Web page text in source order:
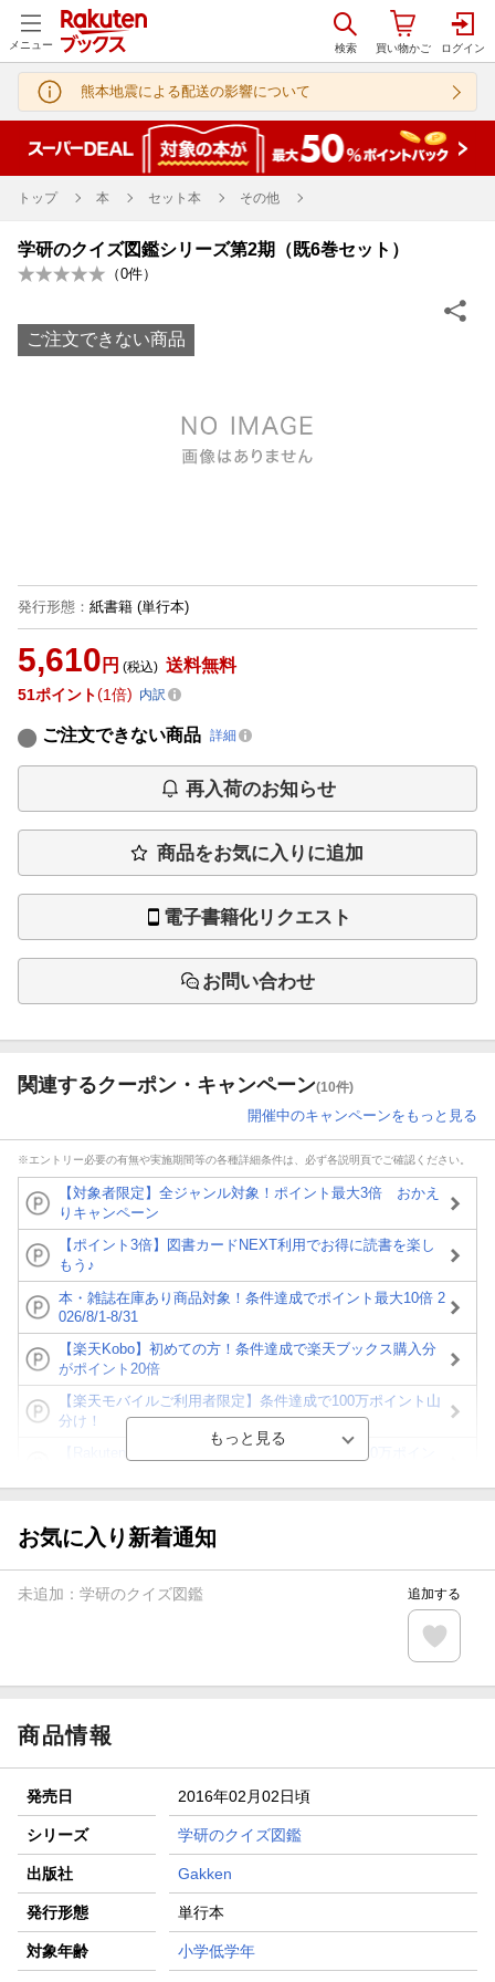
メニュー
熊本地震による配送の影響について
トップ 本 セット本 その他
学研のクイズ図鑑シリーズ第2期（既6巻セット）
（0件）
ご注文できない商品
発行形態 ： 紙書籍 (単行本)
5,610 円 (税込) 送料無料
51ポイント 1倍 内訳
ご注文できない商品 詳細
再入荷のお知らせ
商品をお気に入りに追加
電子書籍化リクエスト
お問い合わせ
関連するクーポン・キャンペーン(10件)
開催中のキャンペーンをもっと見る
※エントリー必要の有無や実施期間等の各種詳細条件は、必ず各説明頁でご確認ください。
【対象者限定】全ジャンル対象！ポイント最大3倍 おかえ
りキャンペーン
【ポイント3倍】図書カードNEXT利用でお得に読書を楽し
もう♪
本・雑誌在庫あり商品対象！条件達成でポイント最大10倍 2
026/8/1-8/31
【楽天Kobo】初めての方！条件達成で楽天ブックス購入分
がポイント20倍
【楽天モバイルご利用者限定】条件達成で100万ポイント山
分け！
が当たる！
楽天モバイル紹介キャンペーンの拡散で300円OFFクーポン
条件達成で楽天限定・宝塚歌劇 宙組貸切公演ペアチケット
お気に入り新着通知
未追加： 学研のクイズ図鑑 追加する
商品情報
発売日 2016年02月02日頃
シリーズ 学研のクイズ図鑑
出版社 Gakken
発行形態 単行本
対象年齢 小学低学年